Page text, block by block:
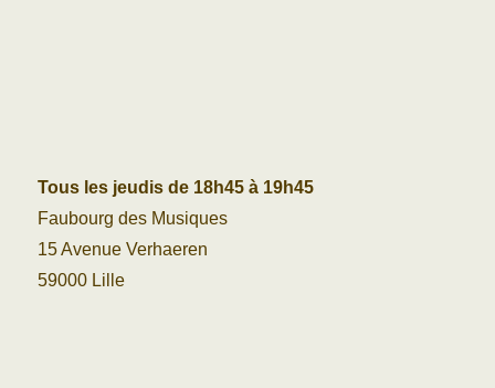
Tous les jeudis de 18h45 à 19h45
Faubourg des Musiques
15 Avenue Verhaeren
59000 Lille